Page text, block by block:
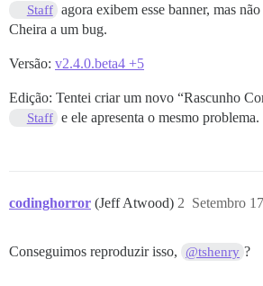
Staff agora exibem esse banner, mas
Cheira a um bug.
Versão: v2.4.0.beta4 +5
Edição: Tentei criar um novo “Rascunho
Staff e ele apresenta o mesmo problema.
codinghorror (Jeff Atwood) Setembro
2
Conseguimos reproduzir isso, @tshenry ?